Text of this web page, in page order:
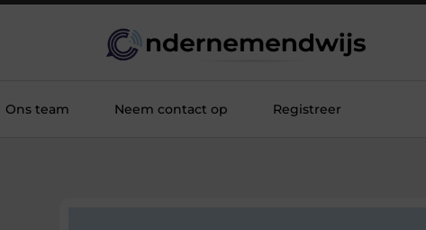
Ons team Neem contact op Registreer